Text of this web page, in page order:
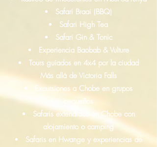
Safari Braai (BBQ)
Safari High Tea
Safari Gin & Tonic
Experiencia Baobab & Vulture
Tours guiados en 4x4 por la ciudad
Más allá de Victoria Falls
Excursiones a Chobe en grupos
pequeños
Safaris extendidos en Chobe con
alojamiento o camping
Safaris en Hwange y experiencias de